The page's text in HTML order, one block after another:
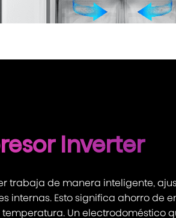
Inverter
trabaja de manera inteligente,
internas. Esto significa ahorro de
Un electrodoméstico